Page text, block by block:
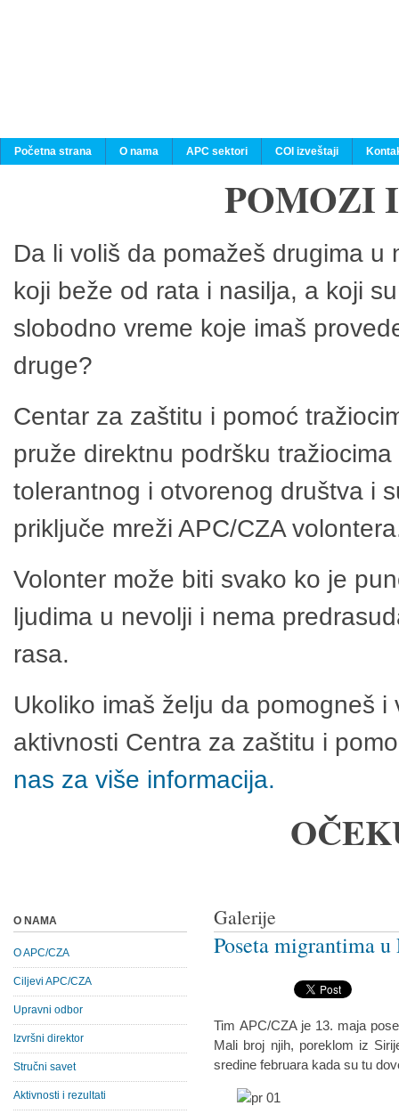
Početna strana O nama APC sektori COI izveštaji
POMOZI
Da li voliš da pomažeš drugima
koji beže od rata i nasilja, a koji
slobodno vreme koje imaš
druge?
Centar za zaštitu i pomoć
pruže direktnu podršku
tolerantnog i otvorenog društva i
priključe mreži APC/CZA
Volonter može biti svako ko je
ljudima u nevolji i nema
rasa.
Ukoliko imaš želju da pomogneš
aktivnosti Centra za zaštitu i
nas za više informacija.
Galerije
Poseta migrantima u
Tim APC/CZA je 13. maja
Mali broj njih, poreklom iz
sredine februara kada su tu
O NAMA
O APC/CZA
Ciljevi APC/CZA
Upravni odbor
Izvršni direktor
Stručni savet
Aktivnosti i rezultati